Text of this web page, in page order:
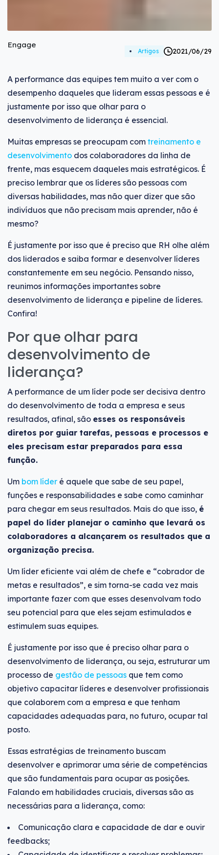
Engage
Artigos 2021/06/29
A performance das equipes tem muito a ver com o
desempenho daqueles que lideram essas pessoas e é
justamente por isso que olhar para o
desenvolvimento de liderança é essencial.
Muitas empresas se preocupam com treinamento e
desenvolvimento dos colaboradores da linha de
frente, mas esquecem daqueles mais estratégicos. É
preciso lembrar que os líderes são pessoas com
diversas habilidades, mas não quer dizer que são
indivíduos que não precisam mais aprender, não é
mesmo?
É justamente por isso que é preciso que RH olhe além
dos liderados e saiba formar e desenvolver líderes
constantemente em seu negócio. Pensando nisso,
reunimos informações importantes sobre
desenvolvimento de liderança e pipeline de líderes.
Confira!
Por que olhar para
desenvolvimento de
liderança?
A performance de um líder pode ser decisiva dentro
do desenvolvimento de toda a empresa e seus
resultados, afinal, são esses os responsáveis
diretos por guiar tarefas, pessoas e processos e
eles precisam estar preparados para essa
função.
Um bom líder é aquele que sabe de seu papel,
funções e responsabilidades e sabe como caminhar
para chegar em seus resultados. Mais do que isso, é
papel do líder planejar o caminho que levará os
colaboradores a alcançarem os resultados que a
organização precisa.
Um líder eficiente vai além de chefe e “cobrador de
metas e resultados”, e sim torna-se cada vez mais
importante fazer com que esses desenvolvam todo
seu potencial para que eles sejam estimulados e
estimulem suas equipes.
É justamente por isso que é preciso olhar para o
desenvolvimento de liderança, ou seja, estruturar um
processo de gestão de pessoas que tem como
objetivo capacitar líderes e desenvolver profissionais
que colaborem com a empresa e que tenham
capacidades adequadas para, no futuro, ocupar tal
posto.
Essas estratégias de treinamento buscam
desenvolver e aprimorar uma série de competências
que são fundamentais para ocupar as posições.
Falando em habilidades cruciais, diversas são as
necessárias para a liderança, como:
Comunicação clara e capacidade de dar e ouvir
feedbacks;